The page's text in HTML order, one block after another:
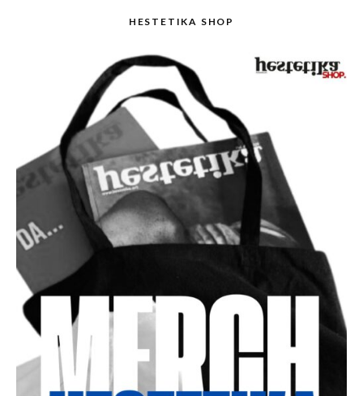
HESTETIKA SHOP